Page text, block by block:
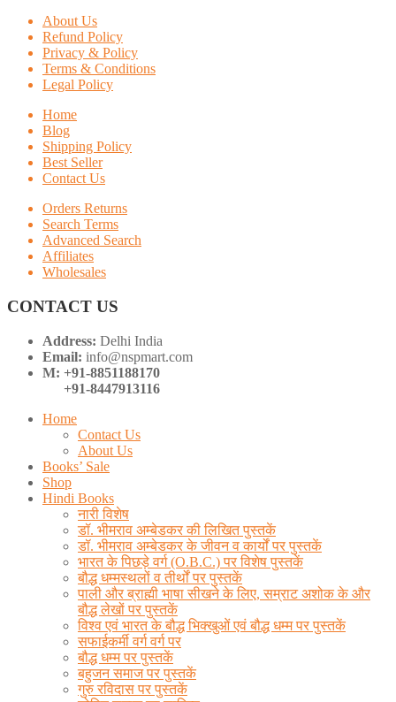
About Us
Refund Policy
Privacy & Policy
Terms & Conditions
Legal Policy
Home
Blog
Shipping Policy
Best Seller
Contact Us
Orders Returns
Search Terms
Advanced Search
Affiliates
Wholesales
CONTACT US
Address: Delhi India
Email: info@nspmart.com
M: +91-8851188170
+91-8447913116
Home
Contact Us
About Us
Books’ Sale
Shop
Hindi Books
नारी विशेष
डॉ. भीमराव अम्बेडकर की लिखित पुस्तकें
डॉ. भीमराव अम्बेडकर के जीवन व कार्यों पर पुस्तकें
भारत के पिछड़े वर्ग (O.B.C.) पर विशेष पुस्तकें
बौद्ध धम्मस्थलों व तीर्थों पर पुस्तकें
पाली और ब्राह्मी भाषा सीखने के लिए, सम्राट अशोक के और
बौद्ध लेखों पर पुस्तकें
विश्व एवं भारत के बौद्ध भिक्खुओं एवं बौद्ध धम्म पर पुस्तकें
सफाईकर्मी वर्ग वर्ग पर
बौद्ध धम्म पर पुस्तकें
बहुजन समाज पर पुस्तकें
गुरु रविदास पर पुस्तकें